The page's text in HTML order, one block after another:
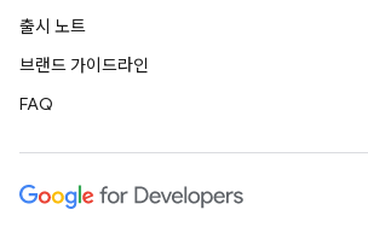
출시 노트
브랜드 가이드라인
FAQ